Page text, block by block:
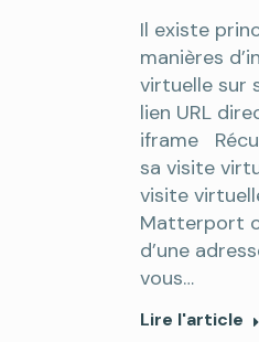
Il existe
manières
virtuelle sur
lien URL
iframe
sa visite
visite
Matterport
d’une
vous…
Lire l'article